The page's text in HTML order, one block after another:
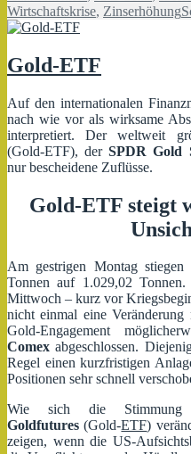
Wirtschaftskrise, Zinserhöhung
Gold-ETF
Auf den internationalen
nach wie vor als wirksame
interpretiert. Der weltweit
(Gold-ETF), derSPDR Gold
nur bescheidene Zuflüsse.
Gold-ETF steigt
Am gestrigen Montag stiegen
Tonnen auf 1.029,02
Mittwoch – kurz vor
nicht einmal eine
Gold-Engagement
Comex abgeschlossen.
Regel einen kurzfristigen
Positionen sehr schnell
Wie sich die
Goldfutures (Gold-ETF)
zeigen, wenn die US-